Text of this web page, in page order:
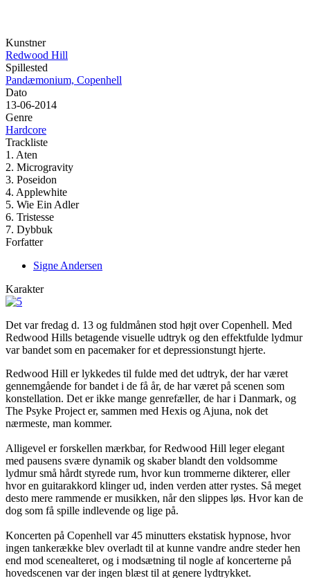
Kunstner
Redwood Hill
Spillested
Pandæmonium, Copenhell
Dato
13-06-2014
Genre
Hardcore
Trackliste
1. Aten
2. Microgravity
3. Poseidon
4. Applewhite
5. Wie Ein Adler
6. Tristesse
7. Dybbuk
Forfatter
Signe Andersen
Karakter
Det var fredag d. 13 og fuldmånen stod højt over Copenhell. Med
Redwood Hills betagende visuelle udtryk og den effektfulde lydmur
var bandet som en pacemaker for et depressionstungt hjerte.
Redwood Hill er lykkedes til fulde med det udtryk, der har været
gennemgående for bandet i de få år, de har været på scenen som
konstellation. Det er ikke mange genrefæller, de har i Danmark, og
The Psyke Project er, sammen med Hexis og Ajuna, nok det
nærmeste, man kommer.
Alligevel er forskellen mærkbar, for Redwood Hill leger elegant
med pausens svære dynamik og skaber blandt den voldsomme
lydmur små hårdt styrede rum, hvor kun trommerne dikterer, eller
hvor en guitarakkord klinger ud, inden verden atter rystes. Så meget
desto mere rammende er musikken, når den slippes løs. Hvor kan de
dog som få spille indlevende og lige på.
Koncerten på Copenhell var 45 minutters ekstatisk hypnose, hvor
ingen tankerække blev overladt til at kunne vandre andre steder hen
end mod scenealteret, og i modsætning til nogle af koncerterne på
hovedscenen var der ingen blæst til at genere lydtrykket.